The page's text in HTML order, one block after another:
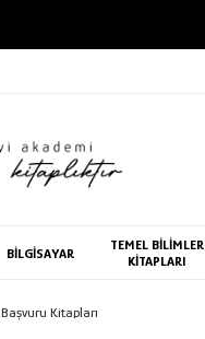
BİLGİSAYAR
TEMEL BİLİMLER
KİTAPLARI
Başvuru Kitapları